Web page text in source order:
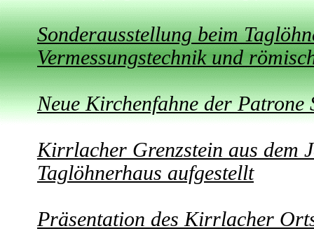
Sonderausstellung beim
Vermessungstechnik und
Neue Kirchenfahne der
Kirrlacher Grenzstein aus dem
Taglöhnerhaus aufgestellt
Präsentation des Kirrlacher